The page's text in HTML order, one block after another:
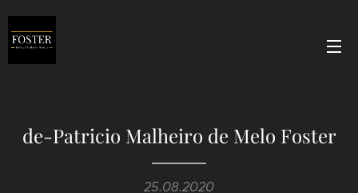
de-Patricio Malheiro de Melo Foster
25.08.2020